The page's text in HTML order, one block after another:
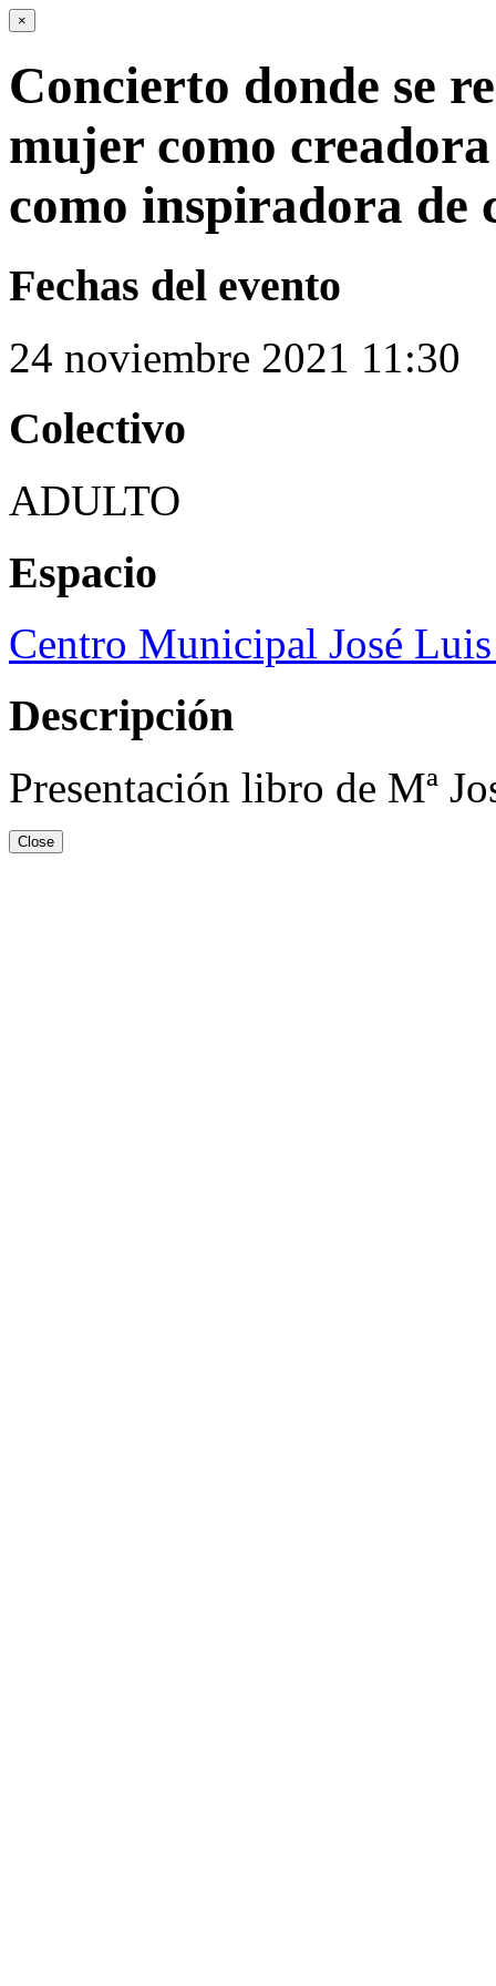
×
Concierto donde se
mujer como
como inspiradora de
Fechas del evento
24 noviembre 2021 11:30
Colectivo
ADULTO
Espacio
Centro Municipal José
Descripción
Presentación libro de Mª
Close